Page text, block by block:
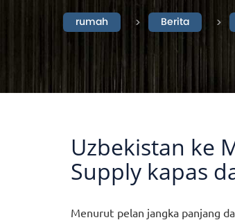
rumah Berita
Uzbekistan ke
Supply kapas
Menurut pelan jangka panjang